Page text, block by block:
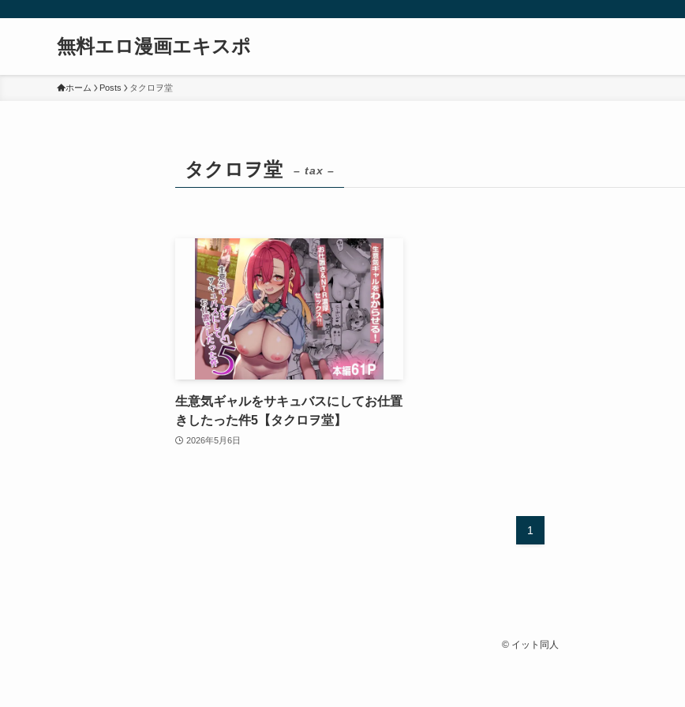
無料エロ漫画エキスポ
ホーム Posts タクロヲ堂
タクロヲ堂 – tax –
生意気ギャルをサキュバスにしてお仕置
きしたった件5【タクロヲ堂】
2026年5月6日
1
© イット同人